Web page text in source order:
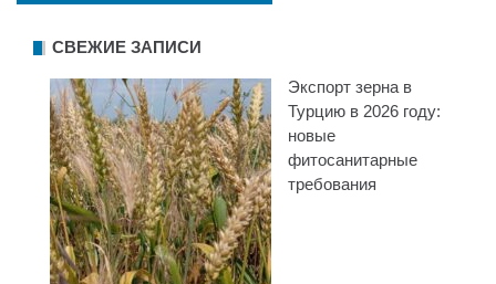
СВЕЖИЕ ЗАПИСИ
Экспорт зерна в
Турцию в 2026 году:
новые
фитосанитарные
требования